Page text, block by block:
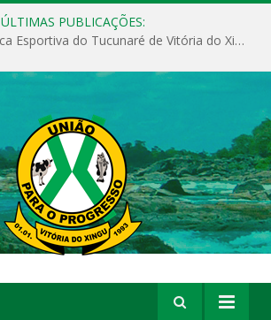
ÚLTIMAS PUBLICAÇÕES:
4º Torneio de Pesca Esportiva do Tucunaré de Vitória do Xingu